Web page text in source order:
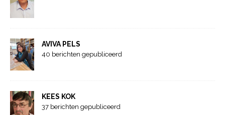
AVIVA PELS
40 berichten gepubliceerd
KEES KOK
37 berichten gepubliceerd